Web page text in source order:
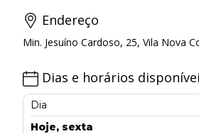
Endereço
Min. Jesuíno Cardoso, 25, Vila Nova
Dias e horários
Dia
Hoje, sexta